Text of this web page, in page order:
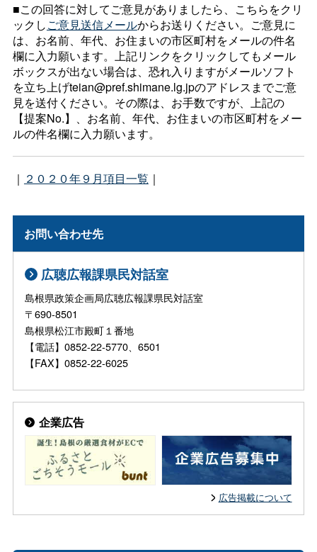
■この回答に対してご意見がありましたら、こちらをクリ
ックしご意見送信メールからお送りください。ご意見に
は、お名前、年代、お住まいの市区町村をメールの件名
欄に入力願います。上記リンクをクリックしてもメール
ボックスが出ない場合は、恐れ入りますがメールソフト
を立ち上げteian@pref.shimane.lg.jpのアドレスまでご意
見を送付ください。その際は、お手数ですが、上記の
【提案No.】、お名前、年代、お住まいの市区町村をメー
ルの件名欄に入力願います。
｜ ２０２０年９月項目一覧 ｜
お問い合わせ先
広聴広報課県民対話室
島根県政策企画局広聴広報課県民対話室
〒690-8501
島根県松江市殿町１番地
【電話】0852-22-5770、6501
【FAX】0852-22-6025
企業広告
広告掲載について